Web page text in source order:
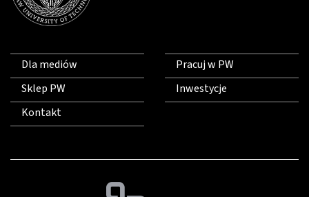
Dla mediów
Sklep PW
Kontakt
Pracuj w PW
Inwestycje